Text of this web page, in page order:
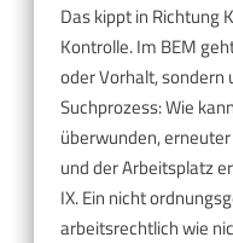
Das kippt in Richtung
Kontrolle. Im BEM
oder Vorhalt,
Suchprozess: Wie
überwunden,
und der Arbeitsplatz
IX. Ein nicht
arbeitsrechtlich wie